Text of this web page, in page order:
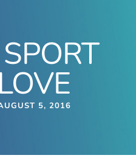
5, 2016